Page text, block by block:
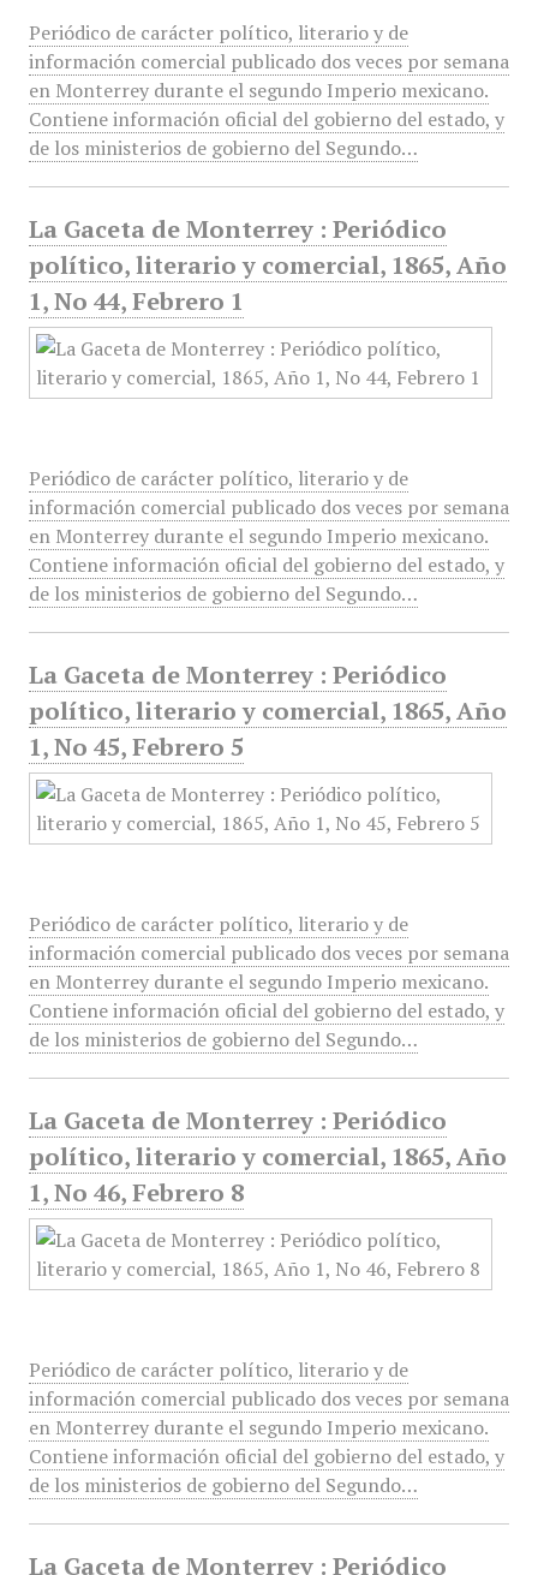
Periódico de carácter político, literario y de
información comercial publicado dos veces por semana
en Monterrey durante el segundo Imperio mexicano.
Contiene información oficial del gobierno del estado, y
de los ministerios de gobierno del Segundo…
La Gaceta de Monterrey : Periódico
político, literario y comercial, 1865, Año
1, No 44, Febrero 1
Periódico de carácter político, literario y de
información comercial publicado dos veces por semana
en Monterrey durante el segundo Imperio mexicano.
Contiene información oficial del gobierno del estado, y
de los ministerios de gobierno del Segundo…
La Gaceta de Monterrey : Periódico
político, literario y comercial, 1865, Año
1, No 45, Febrero 5
Periódico de carácter político, literario y de
información comercial publicado dos veces por semana
en Monterrey durante el segundo Imperio mexicano.
Contiene información oficial del gobierno del estado, y
de los ministerios de gobierno del Segundo…
La Gaceta de Monterrey : Periódico
político, literario y comercial, 1865, Año
1, No 46, Febrero 8
Periódico de carácter político, literario y de
información comercial publicado dos veces por semana
en Monterrey durante el segundo Imperio mexicano.
Contiene información oficial del gobierno del estado, y
de los ministerios de gobierno del Segundo…
La Gaceta de Monterrey : Periódico